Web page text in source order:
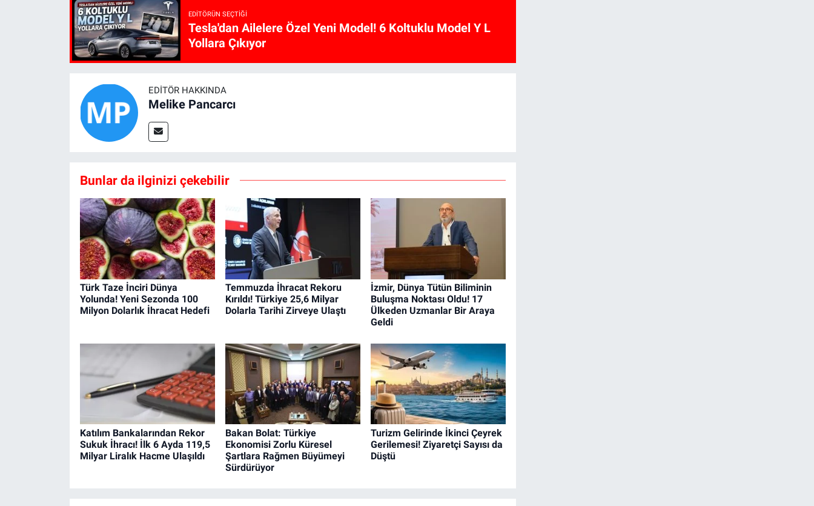
EDITÖRÜN SEÇTIĞI
Tesla'dan Ailelere Özel Yeni Model! 6 Koltuklu Model Y L
Yollara Çıkıyor
EDITÖR HAKKINDA
Melike Pancarcı
Bunlar da ilginizi çekebilir
Türk Taze İnciri Dünya
Yolunda! Yeni Sezonda 100
Milyon Dolarlık İhracat Hedefi
Temmuzda İhracat Rekoru
Kırıldı! Türkiye 25,6 Milyar
Dolarla Tarihi Zirveye Ulaştı
İzmir, Dünya Tütün Biliminin
Buluşma Noktası Oldu! 17
Ülkeden Uzmanlar Bir Araya
Geldi
Katılım Bankalarından Rekor
Sukuk İhracı! İlk 6 Ayda 119,5
Milyar Liralık Hacme Ulaşıldı
Bakan Bolat: Türkiye
Ekonomisi Zorlu Küresel
Şartlara Rağmen Büyümeyi
Sürdürüyor
Turizm Gelirinde İkinci Çeyrek
Gerilemesi! Ziyaretçi Sayısı da
Düştü